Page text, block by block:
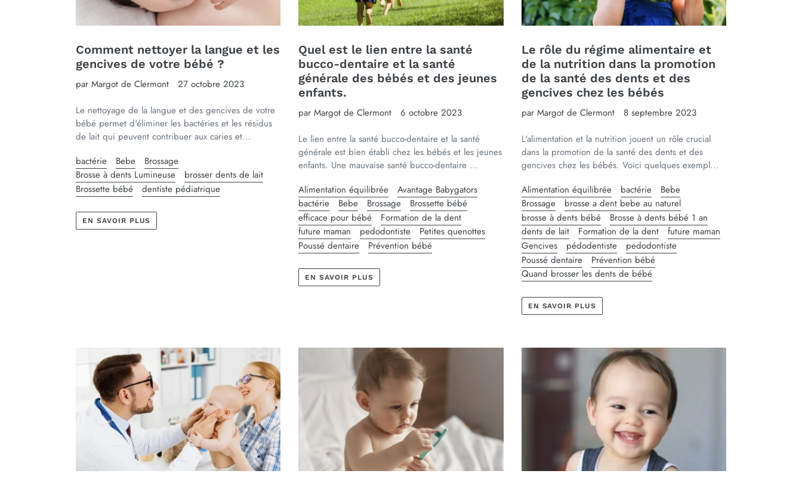
Comment nettoyer la langue et les
gencives de votre bébé ?
par Margot de Clermont
27 octobre 2023
Le nettoyage de la langue et des gencives de votre
bébé permet d'éliminer les bactéries et les résidus
de lait qui peuvent contribuer aux caries et...
bactérie
Bebe
Brossage
Brosse à dents Lumineuse
brosser dents de lait
Brossette bébé
dentiste pédiatrique
EN SAVOIR PLUS
Quel est le lien entre la santé
bucco-dentaire et la santé
générale des bébés et des jeunes
enfants.
par Margot de Clermont
6 octobre 2023
Le lien entre la santé bucco-dentaire et la santé
générale est bien établi chez les bébés et les jeunes
enfants. Une mauvaise santé bucco-dentaire ...
Alimentation équilibrée
Avantage Babygators
bactérie
Bebe Brossage
Brossette bébé
efficace pour bébé
Formation de la dent
future maman
pedodontiste
Petites quenottes
Poussé dentaire
Prévention bébé
EN SAVOIR PLUS
Le rôle du régime alimentaire et
de la nutrition dans la promotion
de la santé des dents et des
gencives chez les bébés
par Margot de Clermont
8 septembre 2023
L'alimentation et la nutrition jouent un rôle crucial
dans la promotion de la santé des dents et des
gencives chez les bébés. Voici quelques exempl...
Alimentation équilibrée
bactérie
Bebe
Brossage
brosse a dent bebe au naturel
brosse à dents bébé
Brosse à dents bébé 1 an
dents de lait
Formation de la dent
future maman
Gencives
pédodentiste
pedodontiste
Poussé dentaire
Prévention bébé
Quand brosser les dents de bébé
EN SAVOIR PLUS